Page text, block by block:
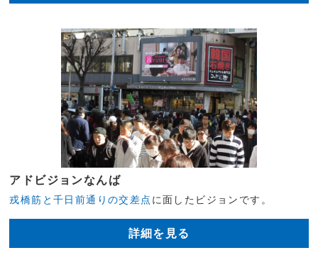
アドビジョンなんば
戎橋筋と千日前通りの交差点 に面したビジョンです。
詳細を見る